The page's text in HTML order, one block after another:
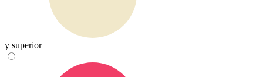
y superior